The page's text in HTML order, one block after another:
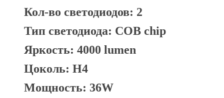
Кол-во светодиодов: 2
Тип светодиода: COB chip
Яркость: 4000 lumen
Цоколь: H4
Мощность: 36W